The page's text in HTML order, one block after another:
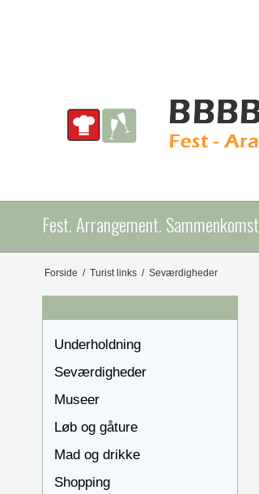
Fest. Arrangement. Sammenkomst
Forside / Turist links / Seværdigheder
Underholdning
Seværdigheder
Museer
Løb og gåture
Mad og drikke
Shopping